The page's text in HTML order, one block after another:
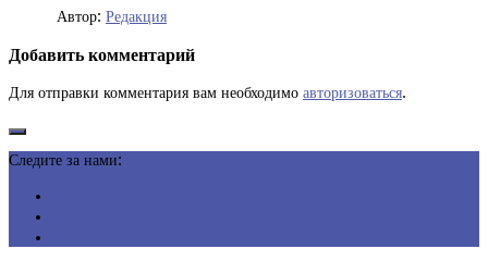
Автор: Редакция
Добавить комментарий
Для отправки комментария вам необходимо авторизоваться.
Следите за нами: